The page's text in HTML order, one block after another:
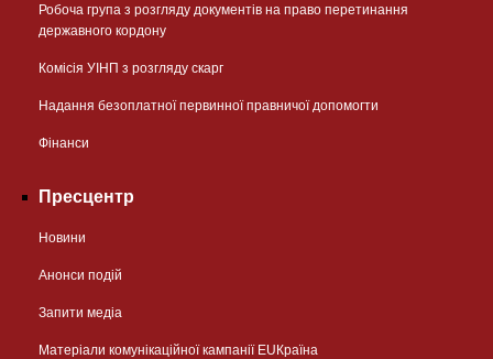
Робоча група з розгляду документів на право перетинання
державного кордону
Комісія УІНП з розгляду скарг
Надання безоплатної первинної правничої допомогти
Фінанси
Пресцентр
Новини
Анонси подій
Запити медіа
Матеріали комунікаційної кампанії EUКраїна